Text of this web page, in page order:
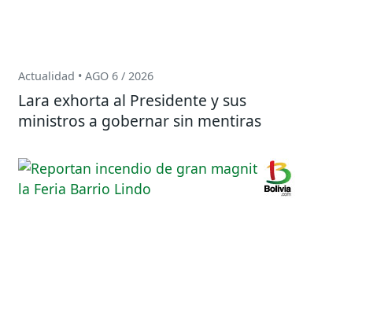
Actualidad • AGO 6 / 2026
Lara exhorta al Presidente y sus
ministros a gobernar sin mentiras